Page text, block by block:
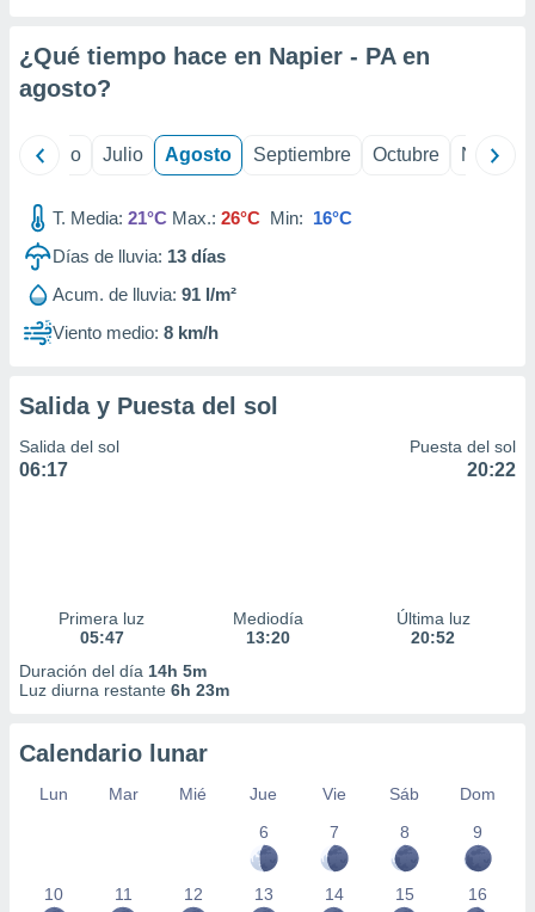
e
mediante
publicidad
publicidad
de
1199
¿Qué tiempo hace en Napier - PA en
agosto?
Junio Julio Agosto Septiembre Octubre
T. Media: 21°C Max.: 26°C Min: 16°C
Días de lluvia: 13 días
Acum. de lluvia: 91 l/m²
Viento medio: 8 km/h
Salida y Puesta del sol
Salida del sol
06:17
Puesta del sol
20:22
Primera luz
05:47
Mediodía
13:20
Última luz
20:52
Duración del día 14h 5m
Luz diurna restante 6h 23m
Calendario lunar
Lun Mar Mié Jue Vie Sáb
Dom
6
7 8 9
10 11 12 13 14 15 16